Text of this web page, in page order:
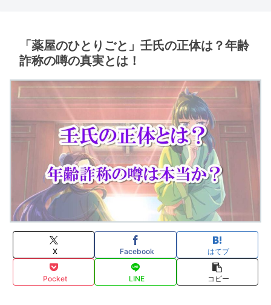
「薬屋のひとりごと」壬氏の正体は？年齢
詐称の噂の真実とは！
X Facebook はてブ
Pocket LINE コピー